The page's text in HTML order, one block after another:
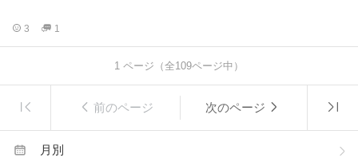
3 1
1 ページ（全109ページ中）
前のページ 次のページ
月別